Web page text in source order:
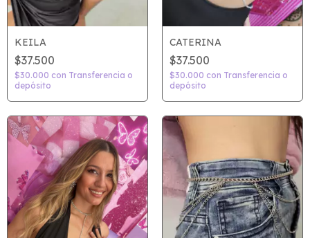
KEILA
$37.500
$30.000 con Transferencia o
depósito
CATERINA
$37.500
$30.000 con Transferencia o
depósito